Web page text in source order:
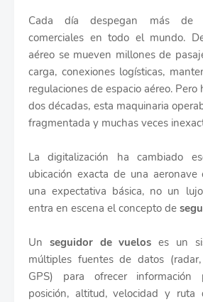
Cada día despegan más de
comerciales en todo el mundo.
aéreo se mueven millones de
carga, conexiones logísticas,
regulaciones de espacio aéreo.
dos décadas, esta maquinaria
fragmentada y muchas veces
La digitalización ha cambiado
ubicación exacta de una
una expectativa básica, no un
entra en escena el concepto de
Un seguidor de vuelos es un
múltiples fuentes de datos
GPS) para ofrecer información
posición, altitud, velocidad y ruta